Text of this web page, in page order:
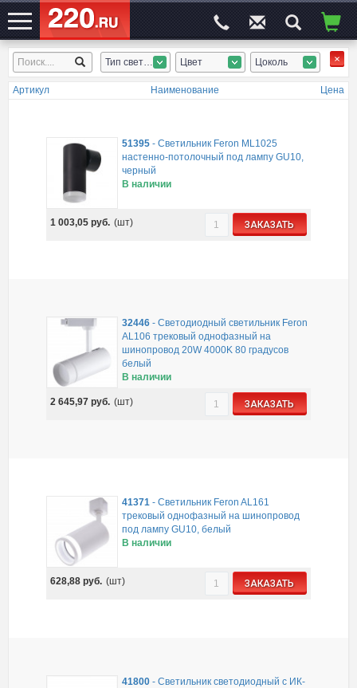
ЭЛЕКТРОСАЙТ№1 Тип светильника Цвет Цоколь
Артикул Наименование Цена
51395 -Светильник Feron ML1025
настенно-потолочный под лампу GU10,
черный
В наличии
1 003,05руб. (шт) ЗАКАЗАТЬ
32446 -Светодиодный светильник Feron
AL106 трековый однофазный на
шинопровод 20W 4000K 80 градусов
белый
В наличии
2 645,97руб. (шт) ЗАКАЗАТЬ
41371 -Светильник Feron AL161
трековый однофазный на шинопровод
под лампу GU10, белый
В наличии
628,88руб. (шт) ЗАКАЗАТЬ
41800 -Светильник светодиодный с ИК-